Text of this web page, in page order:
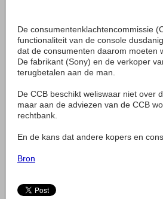
De consumentenklachtencommissie
functionaliteit van de console
dat de consumenten daarom moeten
De fabrikant (Sony) en de verkoper
terugbetalen aan de man.
De CCB beschikt weliswaar niet over
maar aan de adviezen van de CCB
rechtbank.
En de kans dat andere kopers en
Bron